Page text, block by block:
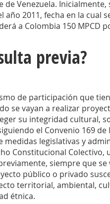
de Venezuela.
2011, fecha en la cual
a Colombia 150 MPCD
previa?
de participación que
se vayan a realizar
su integridad cultural,
el Convenio 169 de
legislativas y
Constitucional Colectivo,
siempre que
público o privado
territorial, ambiental,
étnica.